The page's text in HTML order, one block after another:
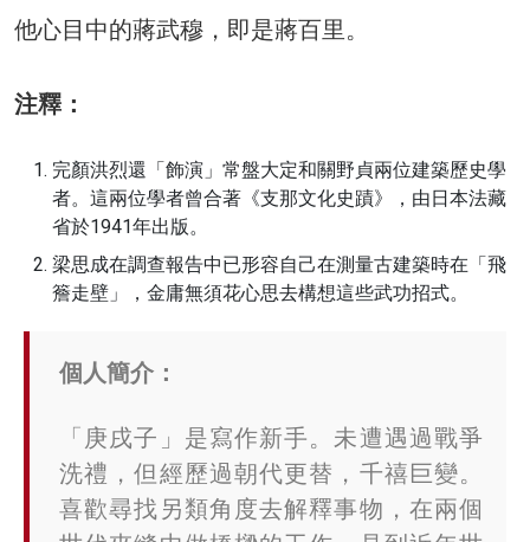
他心目中的蔣武穆，即是蔣百里。
注釋：
完顏洪烈還「飾演」常盤大定和關野貞兩位建築歷史學
者。這兩位學者曾合著《支那文化史蹟》，由日本法藏
省於1941年出版。
梁思成在調查報告中已形容自己在測量古建築時在「飛
簷走壁」，金庸無須花心思去構想這些武功招式。
個人簡介：
「庚戌子」是寫作新手。未遭遇過戰爭
洗禮，但經歷過朝代更替，千禧巨變。
喜歡尋找另類角度去解釋事物，在兩個